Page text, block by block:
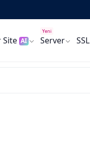
Site AI
Yeni
Server SSL